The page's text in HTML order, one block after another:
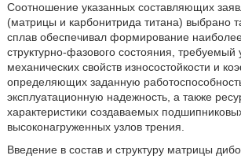
Соотношение указанных составляющих
(матрицы и карбонитрида титана) выбрано
сплав обеспечивал формирование
структурно-фазового состояния, требуемый
механических свойств износостойкости и
определяющих заданную
эксплуатационную надежность, а также
характеристики создаваемых
высоконагруженных узлов трения.
Введение в состав и структуру матрицы